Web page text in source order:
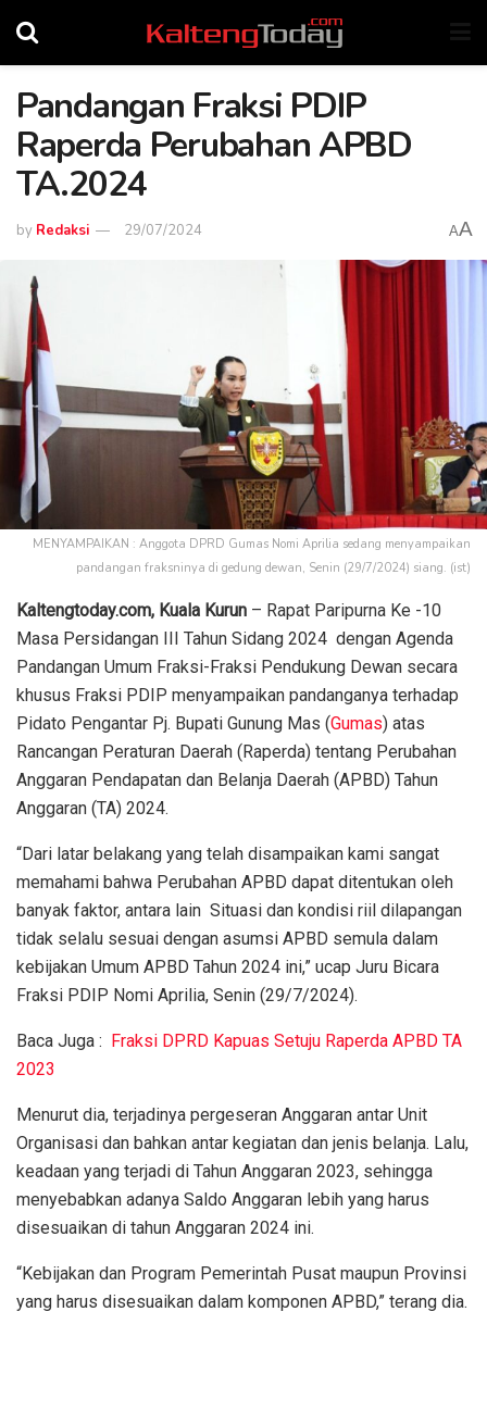
Pandangan Fraksi PDIP
Raperda Perubahan APBD
TA.2024
by Redaksi 29/07/2024 AA
MENYAMPAIKAN : Anggota DPRD Gumas Nomi Aprilia sedang menyampaikan
pandangan fraksninya di gedung dewan, Senin (29/7/2024) siang. (ist)
Kaltengtoday.com, Kuala Kurun – Rapat Paripurna Ke -10
Masa Persidangan III Tahun Sidang 2024 dengan Agenda
Pandangan Umum Fraksi-Fraksi Pendukung Dewan secara
khusus Fraksi PDIP menyampaikan pandanganya terhadap
Pidato Pengantar Pj. Bupati Gunung Mas (Gumas) atas
Rancangan Peraturan Daerah (Raperda) tentang Perubahan
Anggaran Pendapatan dan Belanja Daerah (APBD) Tahun
Anggaran (TA) 2024.
“Dari latar belakang yang telah disampaikan kami sangat
memahami bahwa Perubahan APBD dapat ditentukan oleh
banyak faktor, antara lain Situasi dan kondisi riil dilapangan
tidak selalu sesuai dengan asumsi APBD semula dalam
kebijakan Umum APBD Tahun 2024 ini,” ucap Juru Bicara
Fraksi PDIP Nomi Aprilia, Senin (29/7/2024).
Baca Juga : Fraksi DPRD Kapuas Setuju Raperda APBD TA
2023
Menurut dia, terjadinya pergeseran Anggaran antar Unit
Organisasi dan bahkan antar kegiatan dan jenis belanja. Lalu,
keadaan yang terjadi di Tahun Anggaran 2023, sehingga
menyebabkan adanya Saldo Anggaran lebih yang harus
disesuaikan di tahun Anggaran 2024 ini.
“Kebijakan dan Program Pemerintah Pusat maupun Provinsi
yang harus disesuaikan dalam komponen APBD,” terang dia.